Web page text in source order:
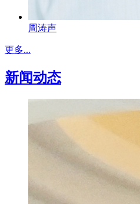
周涛声
更多...
新闻动态